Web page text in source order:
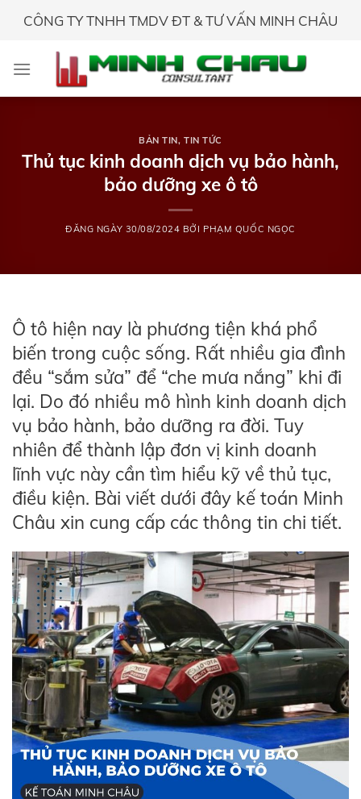
CÔNG TY TNHH TMDV ĐT & TƯ VẤN MINH CHÂU
BẢN TIN,TIN TỨC
Thủ tục kinh doanh dịch vụ bảo hành,
bảo dưỡng xe ô tô
ĐĂNG NGÀY 30/08/2024 BỞI PHẠM QUỐC NGỌC
Ô tô hiện nay là phương tiện khá phổ
biến trong cuộc sống. Rất nhiều gia đình
đều “sắm sửa” để “che mưa nắng” khi đi
lại. Do đó nhiều mô hình kinh doanh dịch
vụ bảo hành, bảo dưỡng ra đời. Tuy
nhiên để thành lập đơn vị kinh doanh
lĩnh vực này cần tìm hiểu kỹ về thủ tục,
điều kiện. Bài viết dưới đây kế toán Minh
Châu xin cung cấp các thông tin chi tiết.